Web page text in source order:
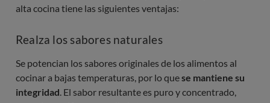
alta cocina tiene las siguientes ventajas:
Realza los sabores naturales
Se potencian los sabores originales de los alimentos al
cocinar a bajas temperaturas, por lo quese mantiene su
integridad. El sabor resultante es puro y concentrado,